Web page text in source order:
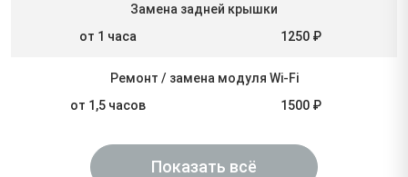
Замена задней крышки
от 1 часа
1250 ₽
Ремонт / замена модуля Wi-Fi
от 1,5 часов
1500 ₽
Показать всё